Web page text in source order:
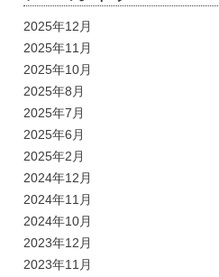
2025年12月
2025年11月
2025年10月
2025年8月
2025年7月
2025年6月
2025年2月
2024年12月
2024年11月
2024年10月
2023年12月
2023年11月